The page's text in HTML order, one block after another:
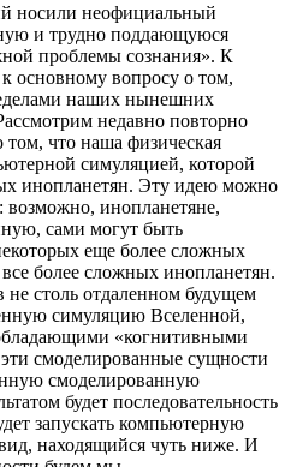
носили неофициальный
и трудно поддающуюся
проблемы сознания». К
основному вопросу о том,
наших нынешних
недавно повторно
что наша физическая
симуляцией, которой
инопланетян. Эту идею можно
возможно, инопланетяне,
сами могут быть
еще более сложных
более сложных инопланетян.
столь отдаленном будущем
симуляцию Вселенной,
«когнитивными
смоделированные сущности
смоделированную
будет последовательность
запускать компьютерную
находящийся чуть ниже. И